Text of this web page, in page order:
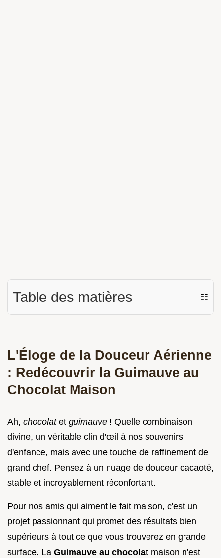
Table des matières ☷
L'Éloge de la Douceur Aérienne
: Redécouvrir la Guimauve au
Chocolat Maison
Ah, chocolat et guimauve ! Quelle combinaison
divine, un véritable clin d'œil à nos souvenirs
d'enfance, mais avec une touche de raffinement de
grand chef. Pensez à un nuage de douceur cacaoté,
stable et incroyablement réconfortant.
Pour nos amis qui aiment le fait maison, c'est un
projet passionnant qui promet des résultats bien
supérieurs à tout ce que vous trouverez en grande
surface. La Guimauve au chocolat maison n'est